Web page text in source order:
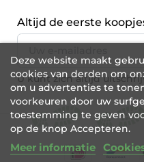
Altijd de eerste
U kunt zich altijd
Deze website maakt
cookies van derden om
om u advertenties te
voorkeuren door uw
toestemming te geven
op de knop Accepteren.
Meer informatie